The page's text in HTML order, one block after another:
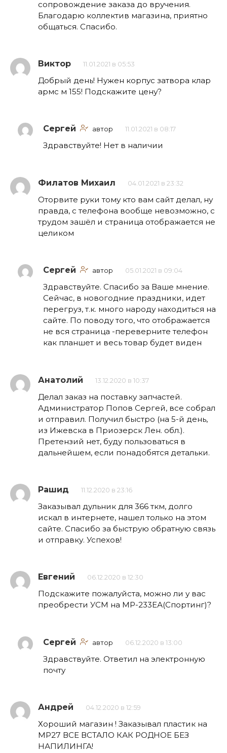
сопровождение заказа до вручения.
Благодарю коллектив магазина, приятно
общаться. Спасибо.
Виктор 11.01.2021 в 05:53
Добрый день! Нужен корпус затвора клар
армс м 155! Подскажите цену?
Сергей автор 11.01.2021 в 08:17
Здравствуйте! Нет в наличии
Филатов Михаил 04.01.2021 в 23:32
Оторвите руки тому кто вам сайт делал, ну
правда, с телефона вообще невозможно, с
трудом зашёл и страница отображается не
целиком
Сергей автор 05.01.2021 в 09:04
Здравствуйте. Спасибо за Ваше мнение.
Сейчас, в новогодние праздники, идет
перегруз, т.к. много народу находиться на
сайте. По поводу того, что отображается
не вся страница -переверните телефон
как планшет и весь товар будет виден
Анатолий 13.12.2020 в 10:37
Делал заказ на поставку запчастей.
Администратор Попов Сергей, все собрал
и отправил. Получил быстро (на 5-й день,
из Ижевска в Приозерск Лен. обл.).
Претензий нет, буду пользоваться в
дальнейшем, если понадобятся детальки.
Рашид 11.12.2020 в 23:16
Заказывал дульник для 366 ткм, долго
искал в интернете, нашел только на этом
сайте. Спасибо за быструю обратную связь
и отправку. Успехов!
Евгений 06.12.2020 в 12:30
Подскажите пожалуйста, можно ли у вас
преобрести УСМ на МР-233ЕА(Спортинг)?
Сергей автор 06.12.2020 в 13:00
Здравствуйте. Ответил на электронную
почту
Андрей 04.12.2020 в 12:59
Хороший магазин ! Заказывал пластик на
МР27 ВСЕ ВСТАЛО КАК РОДНОЕ БЕЗ
НАПИЛИНГА!